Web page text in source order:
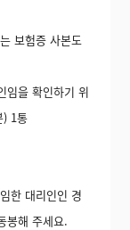
보험증 사본도
임을 확인하기 위
) 1통
한 대리인인 경
봉해 주세요.